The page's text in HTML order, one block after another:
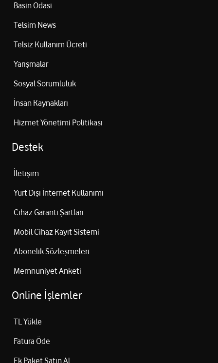
Basin Odasi
Telsim News
Telsiz Kullanım Ücreti
Yarışmalar
Sosyal Sorumluluk
İnsan Kaynakları
Hizmet Yönetimi Politikası
Destek
İletişim
Yurt Dışı İnternet Kullanımı
Cihaz Garanti Şartları
Mobil Cihaz Kayıt Sistemi
Abonelik Sözleşmeleri
Memnuniyet Anketi
Online İşlemler
TL Yükle
Fatura Öde
Ek Paket Satın Al